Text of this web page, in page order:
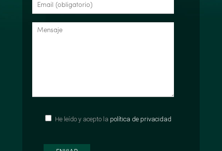
He leído y acepto la política de privacidad